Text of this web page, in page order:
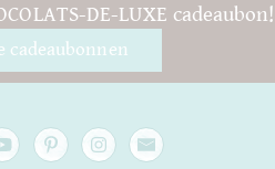
DE-LUXE cadeaubon!
cadeaubonnen